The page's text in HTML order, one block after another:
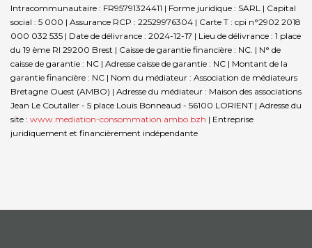
Intracommunautaire : FR95791324411 | Forme juridique : SARL | Capital
social : 5 000 | Assurance RCP : 22529976304 | Carte T : cpi n°2902 2018
000 032 535 | Date de délivrance : 2024-12-17 | Lieu de délivrance : 1 place
du 19 ème RI 29200 Brest | Caisse de garantie financière : NC. | N° de
caisse de garantie : NC | Adresse caisse de garantie : NC | Montant de la
garantie financière : NC | Nom du médiateur : Association de médiateurs
Bretagne Ouest (AMBO) | Adresse du médiateur : Maison des associations
Jean Le Coutaller - 5 place Louis Bonneaud - 56100 LORIENT | Adresse du
site : www.mediation-consommation.ambo.bzh | Entreprise
juridiquement et financièrement indépendante